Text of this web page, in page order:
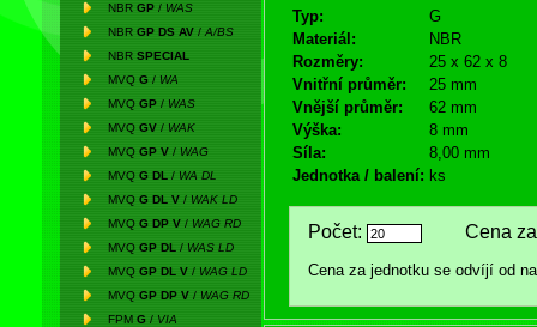
NBR GP / WAS
NBR GP DS AV / A/BS
NBR SPECIAL
MVQ G / WA
MVQ GP / WAS
MVQ GV / WAK
MVQ GP V / WAG
MVQ G DL / WA DL
MVQ G DL V / WAK LD
MVQ G DP V / WAG RD
MVQ GP DL / WAS LD
MVQ GP DL V / WAG LD
MVQ GP DP V / WAG RD
FPM G / VIA
Typ:
G
Materiál:
NBR
Rozměry:
25 x 62 x 8
Vnitřní průměr:
25 mm
Vnější průměr:
62 mm
Výška:
8 mm
Síla:
8,00 mm
Jednotka / balení: ks
Počet: Cena za
Cena za jednotku se odvíjí od